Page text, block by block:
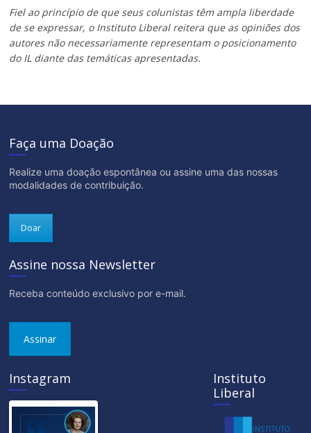
Fiel ao princípio de que seus colunistas têm ampla liberdade
de se expressar, o Instituto Liberal reitera que as opiniões dos
autores não necessariamente representam o posicionamento
do IL diante das temáticas apresentadas.
Faça uma Doação
Realize uma doação espontânea ou assine uma das nossas
modalidades de contribuição.
Doar
Assine nossa Newsletter
Receba conteúdo exclusivo por e-mail.
Assinar
Instagram
Instituto
Liberal